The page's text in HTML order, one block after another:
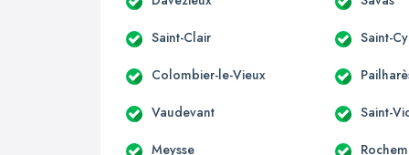
Saint-Clair Saint-
Colombier-le-Vieux
Vaudevant Saint-
Meysse